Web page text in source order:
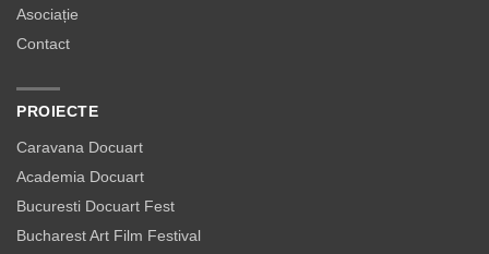
Asociație
Contact
PROIECTE
Caravana Docuart
Academia Docuart
Bucuresti Docuart Fest
Bucharest Art Film Festival